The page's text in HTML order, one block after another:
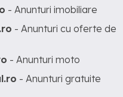
- Anunturi imobiliare
- Anunturi cu oferte de
- Anunturi moto
- Anunturi gratuite